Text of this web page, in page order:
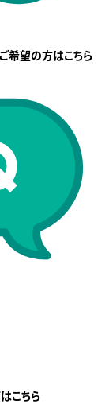
希望の方はこちら
こちら